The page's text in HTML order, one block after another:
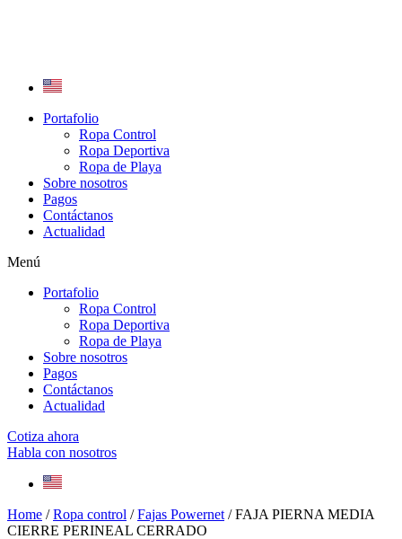
Portafolio
Ropa Control
Ropa Deportiva
Ropa de Playa
Sobre nosotros
Pagos
Contáctanos
Actualidad
Menú
Portafolio
Ropa Control
Ropa Deportiva
Ropa de Playa
Sobre nosotros
Pagos
Contáctanos
Actualidad
Cotiza ahora
Habla con nosotros
Home /Ropa control /Fajas Powernet / FAJA PIERNA MEDIA
CIERRE PERINEAL CERRADO